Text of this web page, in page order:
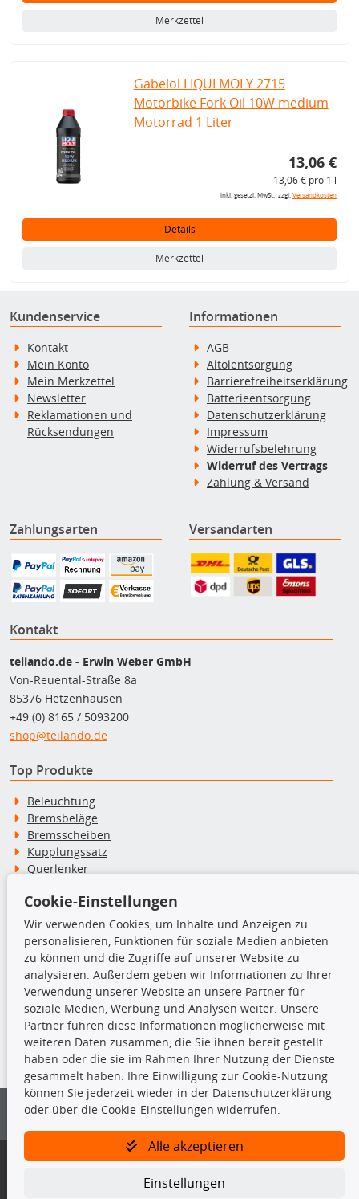
Merkzettel
Gabelöl LIQUI MOLY 2715
Motorbike Fork Oil 10W medium
Motorrad 1 Liter
13,06 €
13,06 € pro 1 l
inkl. gesetzl. MwSt., zzgl.Versandkosten
Details
Merkzettel
Kundenservice
Kontakt
Mein Konto
Mein Merkzettel
Newsletter
Reklamationen und
Rücksendungen
Informationen
AGB
Altölentsorgung
Barrierefreiheitserklärung
Batterieentsorgung
Datenschutzerklärung
Impressum
Widerrufsbelehrung
Widerruf des Vertrags
Zahlung & Versand
Zahlungsarten Versandarten
Kontakt
teilando.de - Erwin Weber GmbH
Von-Reuental-Straße 8a
85376 Hetzenhausen
+49 (0) 8165 / 5093200
shop@teilando.de
Top Produkte
Beleuchtung
Bremsbeläge
Bremsscheiben
Kupplungssatz
Querlenker
Stoßdämpfer
TecDoc Inside
Die hier angezeigten Daten insbesondere die gesamte Datenbank dürfen
nicht kopiert werden.
Es ist zu unterlassen, die Daten oder die gesamte Datenbank ohne
vorherige Zustimmung von TecDoc zu vervielfältigen, zu verbreiten
und/oder diese Handlungen durch Dritte ausführen zu lassen. Ein
Bitte prüfen Sie, ob das über unseren Onlineshop identifizierte Ersatzteil
Gegebenenfalls sind ergänzende Informationen notwendig, um
Cookie-Einstellungen
Wir verwenden Cookies, um Inhalte und Anzeigen zu
personalisieren, Funktionen für soziale Medien anbieten
zu können und die Zugriffe auf unserer Website zu
analysieren. Außerdem geben wir Informationen zu Ihrer
Verwendung unserer Website an unsere Partner für
soziale Medien, Werbung und Analysen weiter. Unsere
Partner führen diese Informationen möglicherweise mit
weiteren Daten zusammen, die Sie ihnen bereit gestellt
haben oder die sie im Rahmen Ihrer Nutzung der Dienste
gesammelt haben. Ihre Einwilligung zur Cookie-Nutzung
können Sie jederzeit wieder in der Datenschutzerklärung
oder über die Cookie-Einstellungen widerrufen.
Alle akzeptieren
Einstellungen